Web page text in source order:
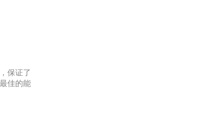
保证了
佳的能